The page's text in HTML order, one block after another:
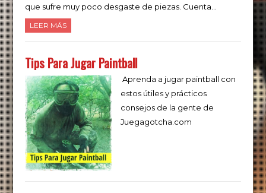
que sufre muy poco desgaste de piezas. Cuenta…
LEER MÁS
Tips Para Jugar Paintball
Aprenda a jugar paintball con
estos útiles y prácticos
consejos de la gente de
Juegagotcha.com